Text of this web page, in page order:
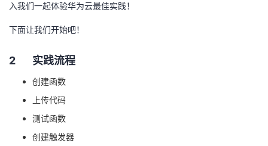
的
客
我
论
的
我
入我们一起体验华为云最佳实践！
下面让我们开始吧！
2 实践流程
创建函数
上传代码
测试函数
创建触发器